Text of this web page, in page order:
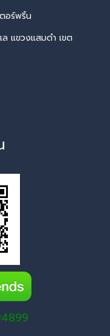
อร์พริ้น
แขวงแสมดำ เขต